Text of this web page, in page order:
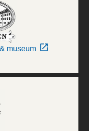
museum